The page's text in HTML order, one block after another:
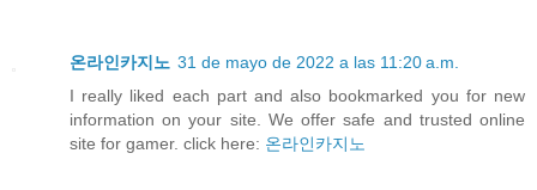
온라인카지노 31 de mayo de 2022 a las 11:20 a.m.
I really liked each part and also bookmarked you for new
information on your site. We offer safe and trusted online
site for gamer. click here: 온라인카지노